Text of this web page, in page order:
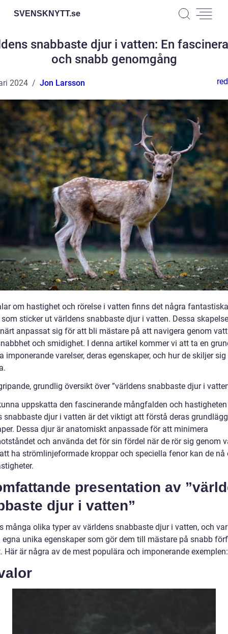
SVENSKNYTT.se
snabbaste djur i vatten: En
och snabb genomgång
2024 Jon Larsson
om hastighet och rörelse i vatten finns det några fantastiska
som sticker ut världens snabbaste djur i vatten. Dessa
anpassat sig för att bli mästare på att navigera genom
och smidighet. I denna artikel kommer vi att ta en
imponerande varelser, deras egenskaper, och hur de skiljer
grundlig översikt över ”världens snabbaste djur i
uppskatta den fascinerande mångfalden och
snabbaste djur i vatten är det viktigt att förstå deras
Dessa djur är anatomiskt anpassade för att minimera
och använda det för sin fördel när de rör sig genom
ha strömlinjeformade kroppar och speciella fenor kan de nå
presentation av
djur i vatten”
många olika typer av världens snabbaste djur i vatten, och
egna unika egenskaper som gör dem till mästare på snabb
Här är några av de mest populära och imponerande exemplen: